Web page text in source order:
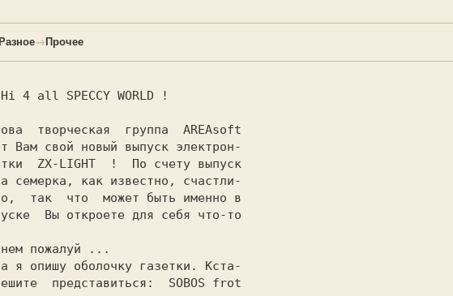
→Прочее
творческая  группа
Вам свой новый выпуск электрон-
ZX-LIGHT
!  По счету выпуск
семерка, как известно, cчacтли-
так  что  может быть именно в
Вы
я опишу оболочку газетки. Кста-
представиться: SOBOS